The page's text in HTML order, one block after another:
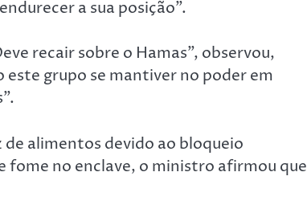
a sua posição”.
recair sobre o Hamas”, observou,
grupo se mantiver no poder em
de alimentos devido ao bloqueio
fome no enclave, o ministro afirmou que